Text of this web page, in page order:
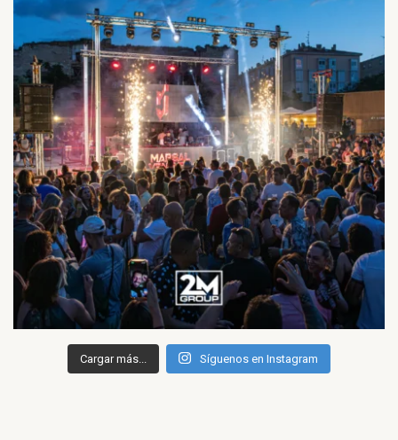
Cargar más... Síguenos en Instagram